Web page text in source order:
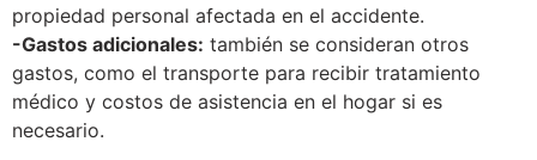
propiedad personal afectada en el accidente.
-Gastos adicionales: también se consideran otros
gastos, como el transporte para recibir tratamiento
médico y costos de asistencia en el hogar si es
necesario.